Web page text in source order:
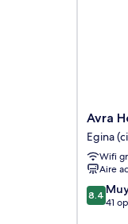
Avra
Hotel
Egina
(ciudad)
Avra
Egina
Wifi
Aire
8.4
de
8.4
41